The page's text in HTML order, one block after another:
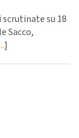
scrutinate su 18
Sacco,
]